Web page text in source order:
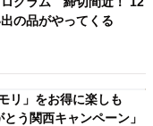
の品がやってくる
リ」をお得に楽しも
う関西キャンペーン」